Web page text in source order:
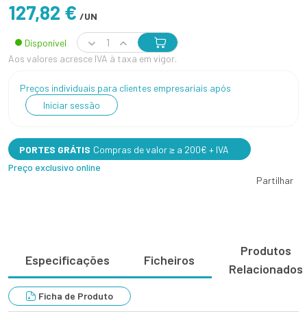
127,82 € /UN
Disponível
Aos valores acresce IVA à taxa em vigor.
Preços individuais para clientes empresariais após
Iniciar sessão
PORTES GRÁTIS Compras de valor ≥ a 200€ + IVA
Preço exclusivo online
Partilhar
Especificações Ficheiros
Produtos
Relacionados
Ficha de Produto